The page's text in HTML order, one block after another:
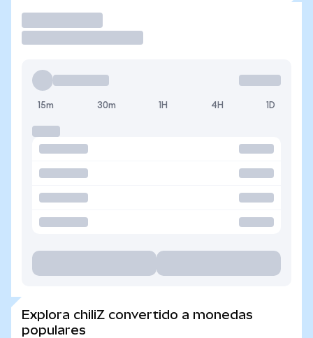
15m 30m 1H 4H 1D
Explora chiliZ convertido a monedas
populares